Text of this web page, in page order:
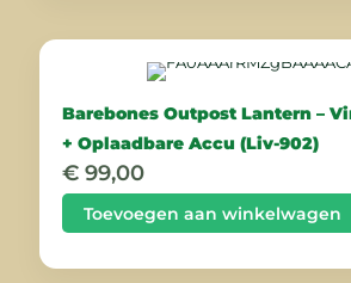
Barebones Outpost Lantern –
+ Oplaadbare Accu (Liv-902)
€ 99,00
Toevoegen aan winkelwagen